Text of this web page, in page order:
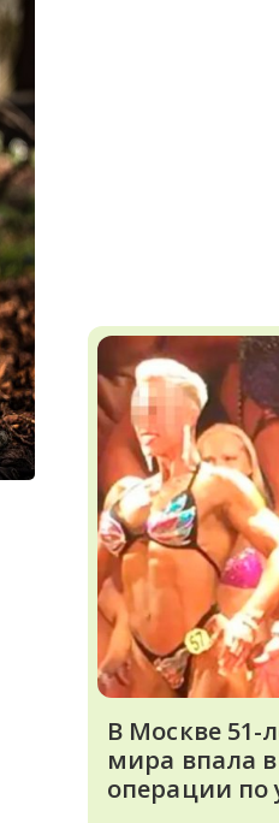
В Москве 51-
мира впала
операции по